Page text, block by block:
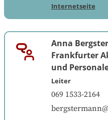
Internetseite
Anna
Frankfurter
und
Leiter
069 1533-2164